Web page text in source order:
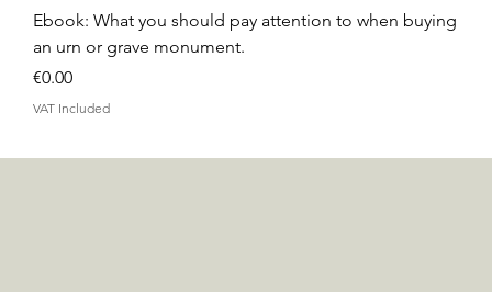
Ebook: What you should pay attention to when buying
an urn or grave monument.
Price
€0.00
VAT Included